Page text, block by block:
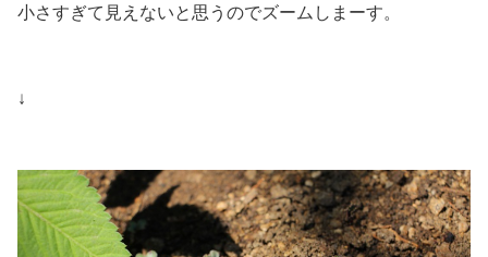
小さすぎて見えないと思うのでズームしまーす。
↓